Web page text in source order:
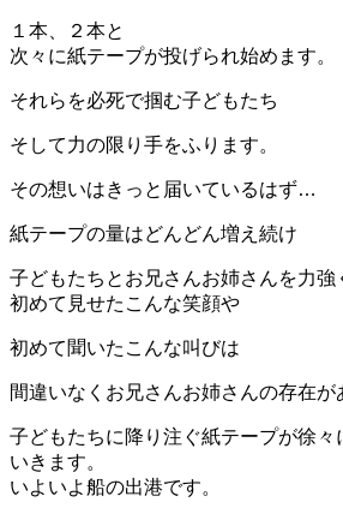
１本、２本と
次々に紙テープが投げられ始めます。
それらを必死で掴む子どもたち
そして力の限り手をふります。
その想いはきっと届いているはず…
紙テープの量はどんどん増え続け
子どもたちとお兄さんお姉さんを力強
初めて見せたこんな笑顔や
初めて聞いたこんな叫びは
間違いなくお兄さんお姉さんの存在が
子どもたちに降り注ぐ紙テープが徐々
いきます。
いよいよ船の出港です。